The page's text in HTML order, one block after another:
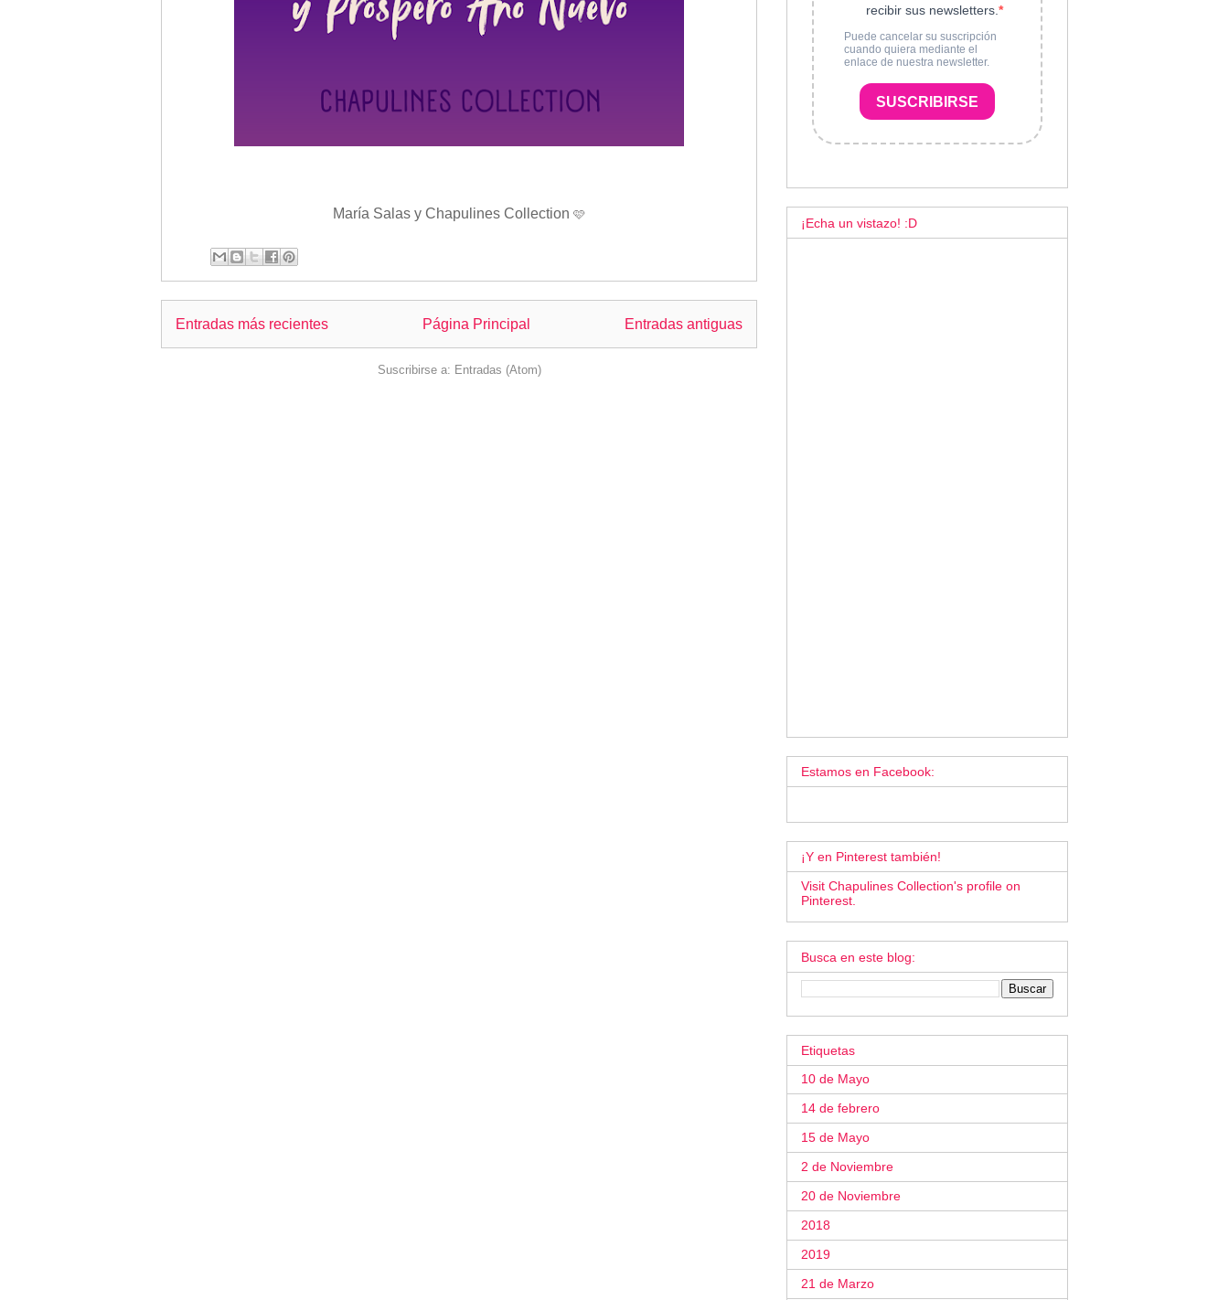
María Salas y Chapulines Collection 🩷
Entradas más recientes Entradas antiguas
Página Principal
Suscribirse a: Entradas (Atom)
recibir sus newsletters.
Puede cancelar su suscripción
cuando quiera mediante el
enlace de nuestra newsletter.
SUSCRIBIRSE
¡Echa un vistazo! :D
Estamos en Facebook:
¡Y en Pinterest también!
Visit Chapulines Collection's profile on
Pinterest.
Busca en este blog:
Etiquetas
10 de Mayo
14 de febrero
15 de Mayo
2 de Noviembre
20 de Noviembre
2018
2019
21 de Marzo